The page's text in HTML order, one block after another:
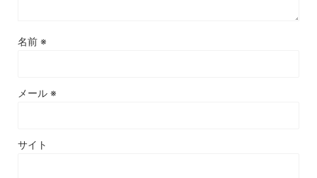
名前 ※
メール ※
サイト